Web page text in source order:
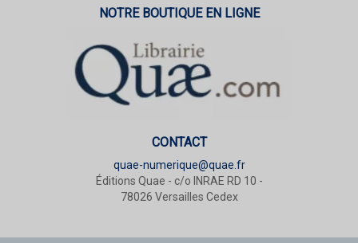
NOTRE BOUTIQUE EN LIGNE
CONTACT
quae-numerique@quae.fr
Éditions Quae - c/o INRAE RD 10 -
78026 Versailles Cedex